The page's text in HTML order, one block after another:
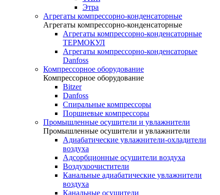
Этра
Агрегаты компрессорно-конденсаторные
Агрегаты компрессорно-конденсаторные
Агрегаты компрессорно-конденсаторные
ТЕРМОКУЛ
Агрегаты компрессорно-конденсаторые
Danfoss
Компрессорное оборудование
Компрессорное оборудование
Bitzer
Danfoss
Спиральные компрессоры
Поршневые компрессоры
Промышленные осушители и увлажнители
Промышленные осушители и увлажнители
Адиабатические увлажнители-охладители
воздуха
Адсорбционные осушители воздуха
Воздухоочистители
Канальные адиабатические увлажнители
воздуха
Канальные осушители